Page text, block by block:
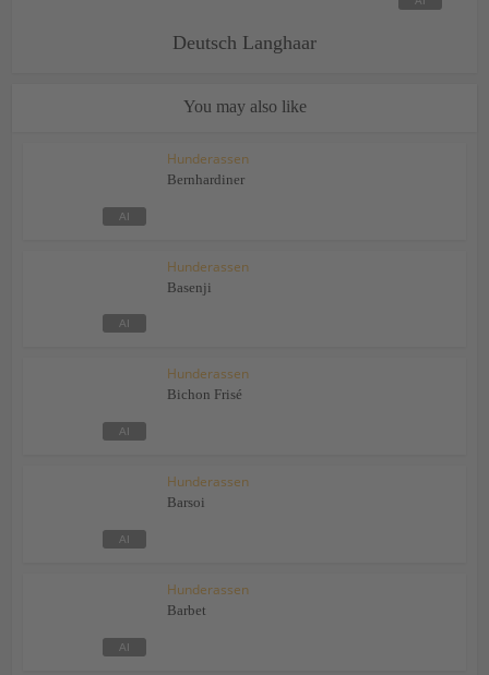
Deutsch Langhaar
You may also like
Hunderassen
Bernhardiner
Hunderassen
Basenji
Hunderassen
Bichon Frisé
Hunderassen
Barsoi
Hunderassen
Barbet